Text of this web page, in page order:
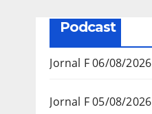
Podcast
Jornal F 06/08/2026
Jornal F 05/08/2026